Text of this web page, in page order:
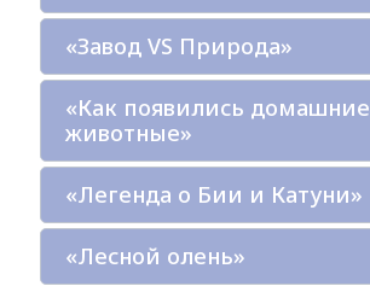
«Завод VS Природа»
«Как появились домашние
животные»
«Легенда о Бии и Катуни»
«Лесной олень»